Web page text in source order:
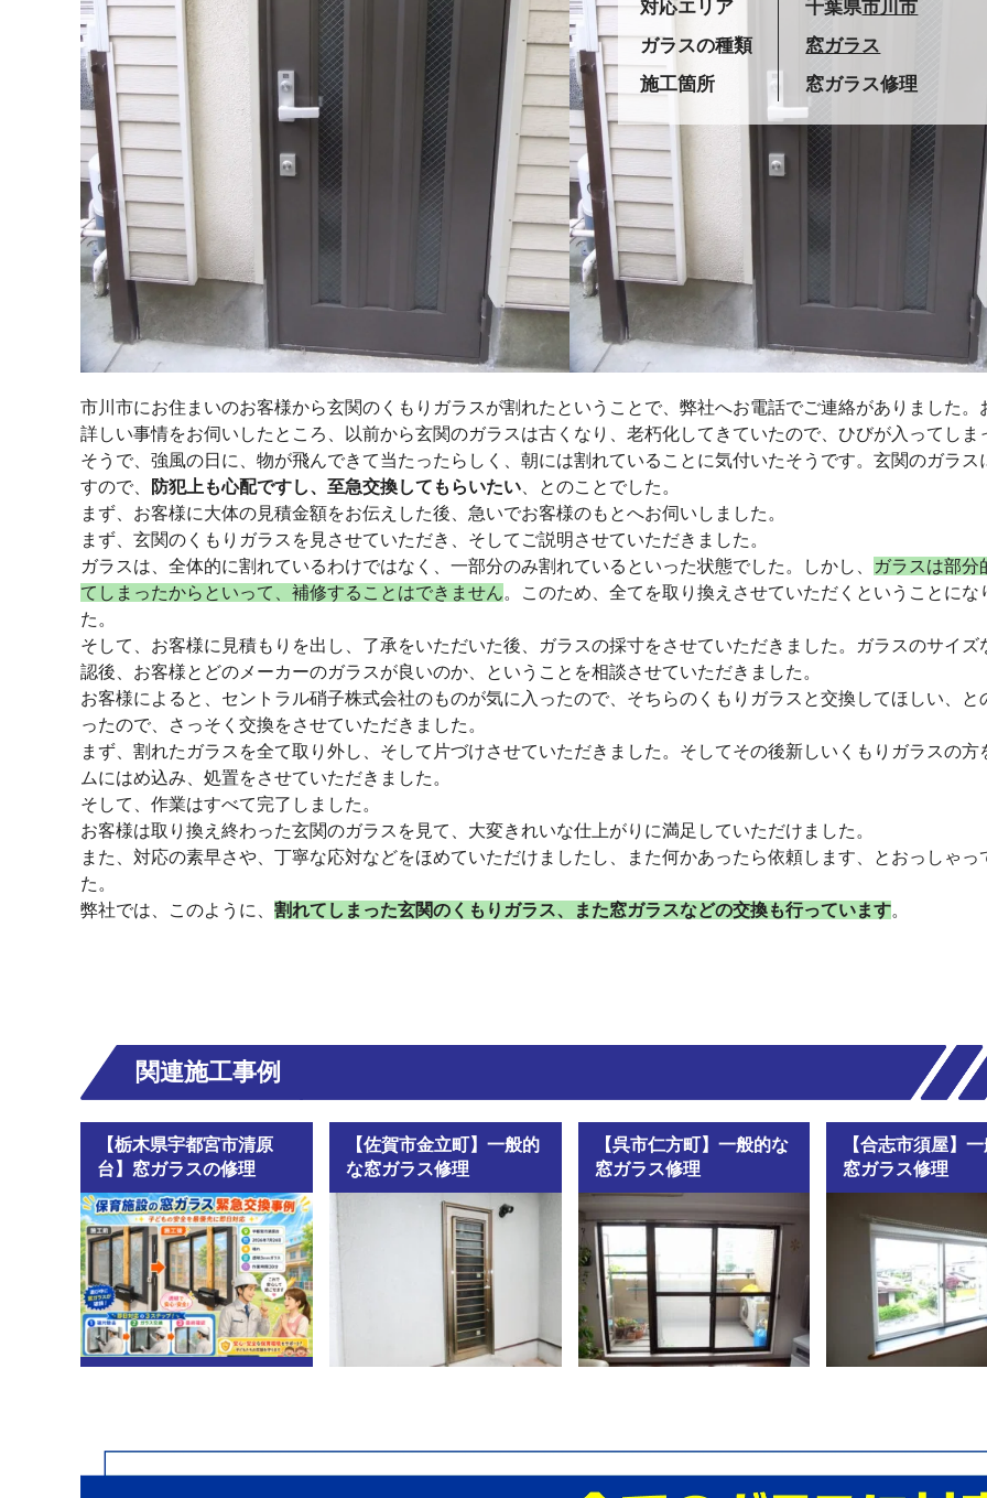
対応エリア 千葉県市川市
ガラスの種類
窓ガラス
施工箇所
窓ガラス修理
市川市にお住まいのお客様から玄関のくもりガラスが割れたということで、弊社へお電話でご連絡がありました。
詳しい事情をお伺いしたところ、以前から玄関のガラスは古くなり、老朽化してきていたので、ひびが入ってしま
そうで、強風の日に、物が飛んできて当たったらしく、朝には割れていることに気付いたそうです。玄関のガラス
すので、
防犯上も心配ですし、至急交換してもらいたい 、とのことでした。
まず、お客様に大体の見積金額をお伝えした後、急いでお客様のもとへお伺いしました。
まず、玄関のくもりガラスを見させていただき、そしてご説明させていただきました。
ガラスは、全体的に割れているわけではなく、一部分のみ割れているといった状態でした。しかし、
ガラスは部分
てしまったからといって、補修することはできません。このため、全てを取り換えさせていただくということにな
た。
そして、お客様に見積もりを出し、了承をいただいた後、ガラスの採寸をさせていただきました。ガラスのサイズ
認後、お客様とどのメーカーのガラスが良いのか、ということを相談させていただきました。
お客様によると、セントラル硝子株式会社のものが気に入ったので、そちらのくもりガラスと交換してほしい、と
ったので、さっそく交換をさせていただきました。
まず、割れたガラスを全て取り外し、そして片づけさせていただきました。そしてその後新しいくもりガラスの方
ムにはめ込み、処置をさせていただきました。
そして、作業はすべて完了しました。
お客様は取り換え終わった玄関のガラスを見て、大変きれいな仕上がりに満足していただけました。
また、対応の素早さや、丁寧な応対などをほめていただけましたし、また何かあったら依頼します、とおっしゃっ
た。
弊社では、このように、 割れてしまった玄関のくもりガラス、また窓ガラスなどの交換も行っています。
関連施工事例
【栃木県宇都宮市清原
台】窓ガラスの修理
【佐賀市金立町】一般的
な窓ガラス修理
【呉市仁方町】一般的な
窓ガラス修理
【合志市須屋】
窓ガラス修理